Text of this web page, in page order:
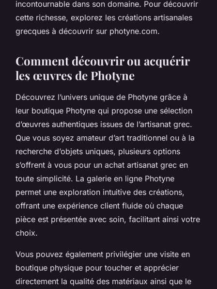
incontournable dans son domaine. Pour découvrir
cette richesse, explorez les créations artisanales
grecques à découvrir sur photyne.com.
Comment découvrir ou acquérir
les œuvres de Photyne
Découvrez l’univers unique de Photyne grâce à
leur boutique Photyne qui propose une sélection
d’œuvres authentiques issues de l’artisanat grec.
Que vous soyez amateur d’art traditionnel ou à la
recherche d’objets uniques, plusieurs options
s’offrent à vous pour un achat artisanat grec en
toute simplicité. La galerie en ligne Photyne
permet une exploration intuitive des créations,
offrant une expérience client fluide où chaque
pièce est présentée avec soin, facilitant ainsi votre
choix.
Vous pouvez également privilégier une visite en
boutique physique pour toucher et apprécier
directement la qualité des matériaux ainsi que le